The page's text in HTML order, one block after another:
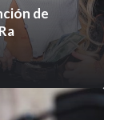
de